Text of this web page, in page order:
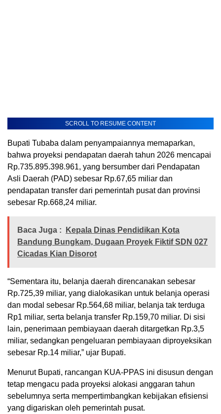
SCROLL TO RESUME CONTENT
Bupati Tubaba dalam penyampaiannya memaparkan,
bahwa proyeksi pendapatan daerah tahun 2026 mencapai
Rp.735.895.398.961, yang bersumber dari Pendapatan
Asli Daerah (PAD) sebesar Rp.67,65 miliar dan
pendapatan transfer dari pemerintah pusat dan provinsi
sebesar Rp.668,24 miliar.
Baca Juga :
Kepala Dinas Pendidikan Kota
Bandung Bungkam, Dugaan Proyek Fiktif SDN 027
Cicadas Kian Disorot
“Sementara itu, belanja daerah direncanakan sebesar
Rp.725,39 miliar, yang dialokasikan untuk belanja operasi
dan modal sebesar Rp.564,68 miliar, belanja tak terduga
Rp1 miliar, serta belanja transfer Rp.159,70 miliar. Di sisi
lain, penerimaan pembiayaan daerah ditargetkan Rp.3,5
miliar, sedangkan pengeluaran pembiayaan diproyeksikan
sebesar Rp.14 miliar,” ujar Bupati.
Menurut Bupati, rancangan KUA-PPAS ini disusun dengan
tetap mengacu pada proyeksi alokasi anggaran tahun
sebelumnya serta mempertimbangkan kebijakan efisiensi
yang digariskan oleh pemerintah pusat.